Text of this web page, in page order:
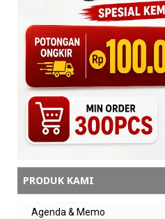
PRODUK KAMI
Agenda & Memo